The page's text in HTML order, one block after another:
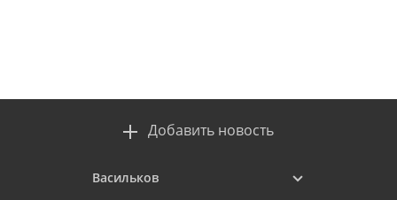
Добавить новость
Васильков